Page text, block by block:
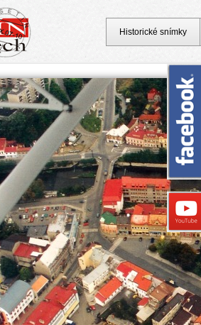
Historické snímky